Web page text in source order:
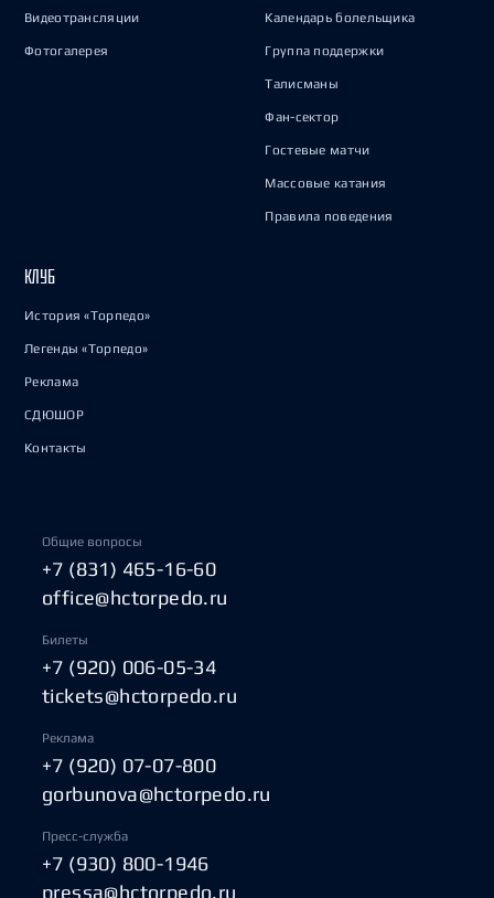
Видеотрансляции
Фотогалерея
Календарь болельщика
Группа поддержки
Талисманы
Фан-сектор
Гостевые матчи
Массовые катания
Правила поведения
КЛУБ
История «Торпедо»
Легенды «Торпедо»
Реклама
СДЮШОР
Контакты
Общие вопросы
+7 (831) 465-16-60
office@hctorpedo.ru
Билеты
+7 (920) 006-05-34
tickets@hctorpedo.ru
Реклама
+7 (920) 07-07-800
gorbunova@hctorpedo.ru
Пресс-служба
+7 (930) 800-1946
pressa@hctorpedo.ru